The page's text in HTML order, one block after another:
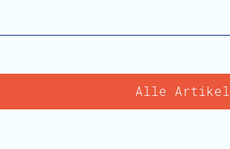
Alle Artikel